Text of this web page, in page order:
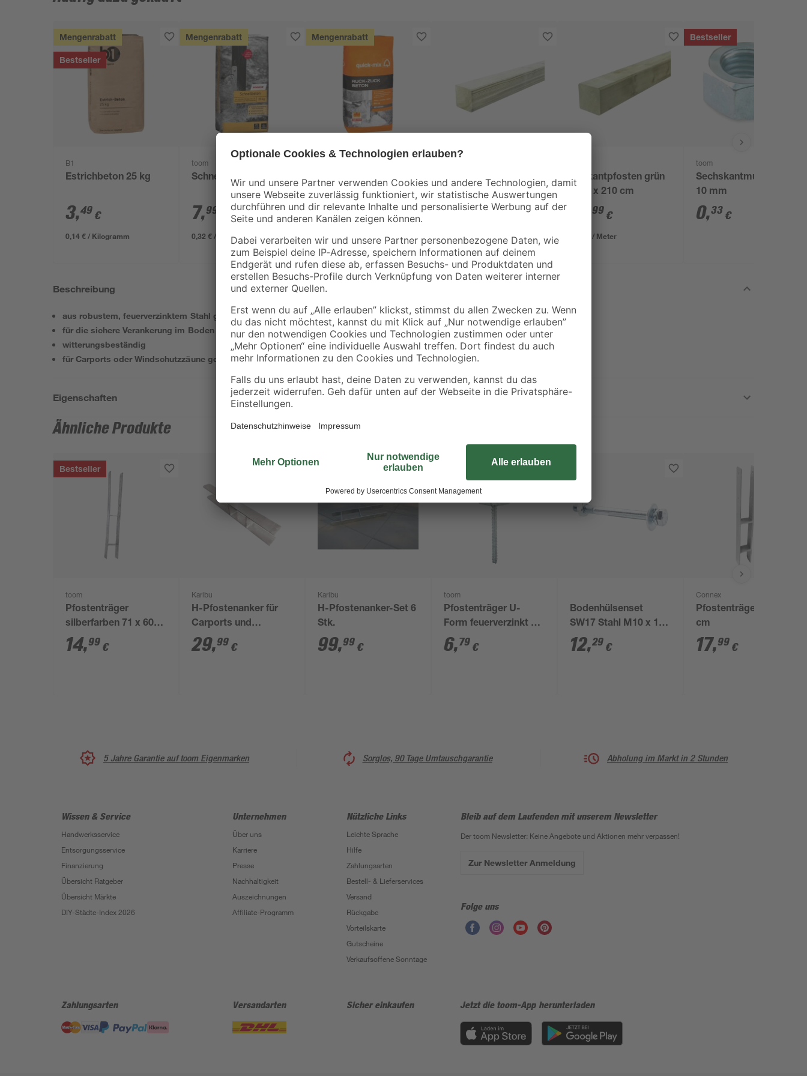
Mengenrabatt
Bestseller
B1
Estrichbeton 25 kg
3,49 €
0,14 € / Kilogramm
Mengenrabatt
toom
Schnellbeton 25 kg
7,99
0,32 € / Kilogramm
Mengenrabatt
Beton 'Ruck-Zuck' 25
kg
8,99 €
0,36 € / Kilogramm
Vierkantpfosten grün
9 x 9 x 180 cm
15,49
8,61 € / Meter
Vierkantpfosten grün
9 x 9 x 210 cm
99 €
9,52 € / Meter
Bestseller
toom
Sechskantmutter Ø
10 mm
0,33 €
Beschreibung
aus robustem, feuerverzinktem Stahl gefertigt
für die sichere Verankerung im Boden
witterungsbeständig
für Carports oder Windschutzzäune geeignet
Eigenschaften
Ähnliche Produkte
Bestseller
toom
Pfostenträger
silberfarben 71 x 600
x 60 x 5 mm
14,99 €
Karibu
H-Pfostenanker für
Carports und
Pavillons 9 x 9 cm
29,99 €
Karibu
H-Pfostenanker-Set 6
Stk.
99,99 €
toom
Pfostenträger U-
Form feuerverzinkt 12
cm
6,79 €
Bodenhülsenset
SW17 Stahl M10 x 110
mm 10 Stück
12,29 €
Connex
Pfostenträger 7,1 x 60
cm
17,99 €
5 Jahre Garantie auf toom Eigenmarken Sorglos, 90 Tage Umtauschgarantie Abholung im Markt in 2 Stunden
Wissen & Service
Handwerksservice
Entsorgungsservice
Finanzierung
Übersicht Ratgeber
Übersicht Märkte
DIY-Städte-Index 2026
Unternehmen
Über uns
Karriere
Presse
Nachhaltigkeit
Auszeichnungen
Affiliate-Programm
Nützliche Links
Leichte Sprache
Hilfe
Zahlungsarten
Bestell- & Lieferservices
Versand
Rückgabe
Vorteilskarte
Gutscheine
Verkaufsoffene Sonntage
Bleib auf dem Laufenden mit unserem Newsletter
Der toom Newsletter: Keine Angebote und Aktionen mehr verpassen!
Zur Newsletter Anmeldung
Folge uns
Zahlungsarten Versandarten Sicher einkaufen Jetzt die toom-App herunterladen